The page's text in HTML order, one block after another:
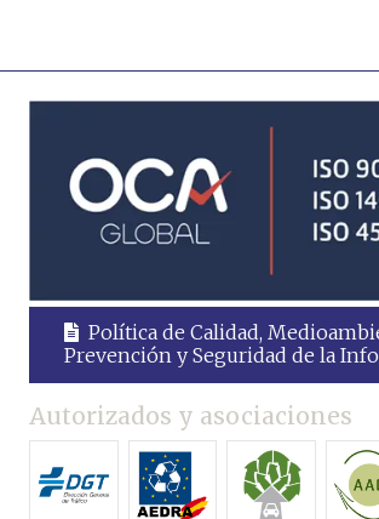
Política de Calidad,
Prevención y Seguridad de la
Autorizados y asociaciones